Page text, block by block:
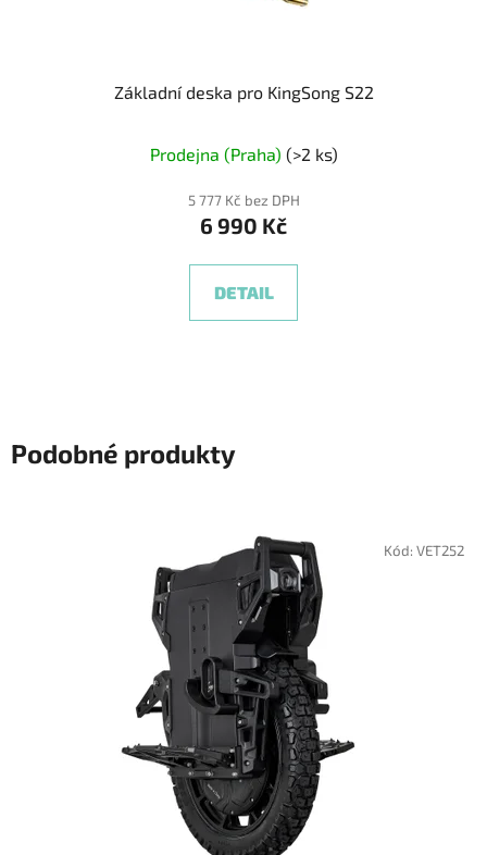
Základní deska pro KingSong S22
Prodejna (Praha) (>2 ks)
5 777 Kč bez DPH
6 990 Kč
DETAIL
Podobné produkty
Kód: VET252